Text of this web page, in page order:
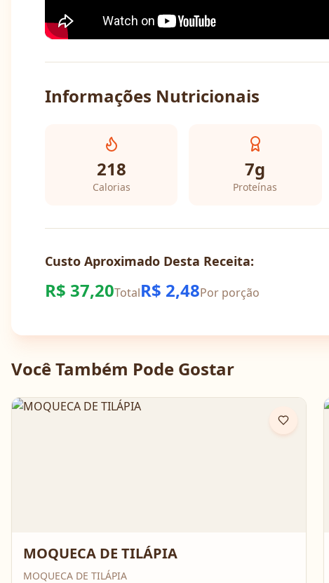
Informações Nutricionais
218
Calorias
7g
Proteínas
Custo Aproximado Desta Receita:
R$ 37,20TotalR$ 2,48Por porção
Você Também Pode Gostar
MOQUECA DE TILÁPIA
MOQUECA DE TILÁPIA